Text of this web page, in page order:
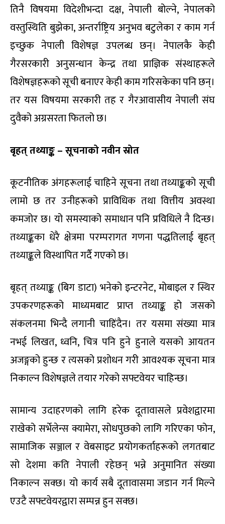
तिनै विषयमा विदेशीभन्दा दक्ष, नेपाली बोल्ने, नेपालको
वस्तुस्थिति बुझेका, अन्तर्राष्ट्रिय अनुभव बटुलेका र काम गर्न
इच्छुक नेपाली विशेषज्ञ उपलब्ध छन्। नेपालकै केही
गैरसरकारी अनुसन्धान केन्द्र तथा प्राज्ञिक संस्थाहरूले
विशेषज्ञहरूको सूची बनाएर केही काम गरिसकेका पनि छन्।
तर यस विषयमा सरकारी तह र गैरआवासीय नेपाली संघ
दुवैको अग्रसरता फितलो छ।
बृहत् तथ्याङ्क – सूचनाको नवीन स्रोत
कूटनीतिक अंगहरूलाई चाहिने सूचना तथा तथ्याङ्कको सूची
लामो छ तर उनीहरूको प्राविधिक तथा वित्तीय अवस्था
कमजोर छ। यो समस्याको समाधान पनि प्रविधिले नै दिन्छ।
तथ्याङ्कका धेरै क्षेत्रमा परम्परागत गणना पद्धतिलाई बृहत्
तथ्याङ्कले विस्थापित गर्दै गएको छ।
बृहत् तथ्याङ्क (बिग डाटा) भनेको इन्टरनेट, मोबाइल र स्थिर
उपकरणहरूको माध्यमबाट प्राप्त तथ्याङ्क हो जसको
संकलनमा भिन्दै लगानी चाहिंदैन। तर यसमा संख्या मात्र
नभई लिखत, ध्वनि, चित्र पनि हुने हुनाले यसको आयतन
अजङ्गको हुन्छ र त्यसको प्रशोधन गरी आवश्यक सूचना मात्र
निकाल्न विशेषज्ञले तयार गरेको सफ्टवेयर चाहिन्छ।
सामान्य उदाहरणको लागि हरेक दूतावासले प्रवेशद्वारमा
राखेको सर्भेलेन्स क्यामेरा, सोधपुछको लागि गरिएका फोन,
सामाजिक सञ्जाल र वेबसाइट प्रयोगकर्ताहरूको लगतबाट
सो देशमा कति नेपाली रहेछन् भन्ने अनुमानित संख्या
निकाल्न सक्छ। यो कार्य सबै दूतावासमा जडान गर्न मिल्ने
एउटै सफ्टवेयरद्वारा सम्पन्न हुन सक्छ।